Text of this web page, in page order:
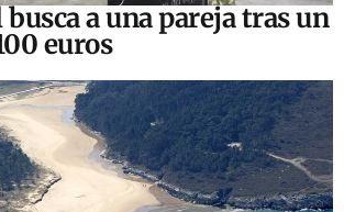
a una pareja tras un
euros